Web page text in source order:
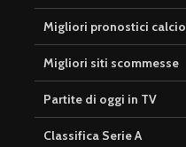
Migliori pronostici calcio
Migliori siti scommesse
Partite di oggi in TV
Classifica Serie A